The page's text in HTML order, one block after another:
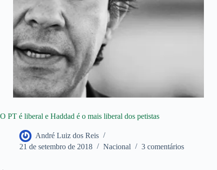
O PT é liberal e Haddad é o mais liberal dos petistas
André Luiz dos Reis
21 de setembro de 2018
Nacional 3 comentários